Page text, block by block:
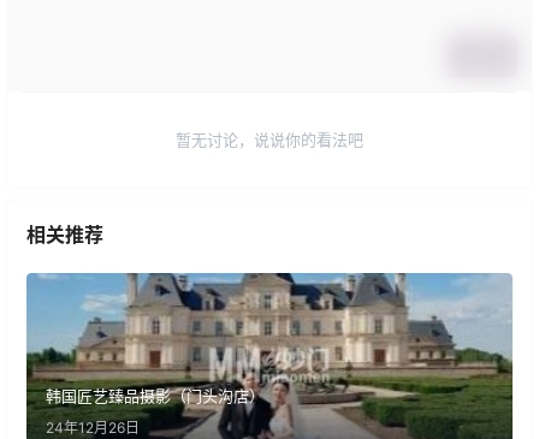
暂无讨论，说说你的看法吧
相关推荐
韩国匠艺臻品摄影（门头沟店）
24年12月26日